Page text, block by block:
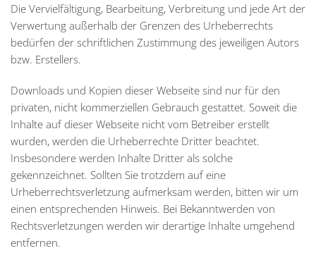
Die Vervielfältigung, Bearbeitung, Verbreitung und jede Art der
Verwertung außerhalb der Grenzen des Urheberrechts
bedürfen der schriftlichen Zustimmung des jeweiligen Autors
bzw. Erstellers.
Downloads und Kopien dieser Webseite sind nur für den
privaten, nicht kommerziellen Gebrauch gestattet. Soweit die
Inhalte auf dieser Webseite nicht vom Betreiber erstellt
wurden, werden die Urheberrechte Dritter beachtet.
Insbesondere werden Inhalte Dritter als solche
gekennzeichnet. Sollten Sie trotzdem auf eine
Urheberrechtsverletzung aufmerksam werden, bitten wir um
einen entsprechenden Hinweis. Bei Bekanntwerden von
Rechtsverletzungen werden wir derartige Inhalte umgehend
entfernen.